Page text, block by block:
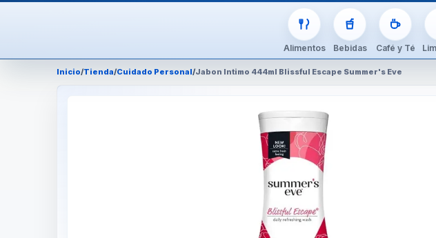
Alimentos Bebidas Café y Té
Inicio/Tienda/Cuidado Personal/Jabon Intimo 444ml Blissful Escape Summer's Eve